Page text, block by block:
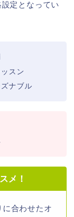
定となってい
スン
ナブル
メ！
合わせたオ